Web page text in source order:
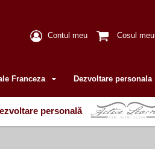
Contul meu Cosul meu
Dezvoltare personala
Franceza
personală